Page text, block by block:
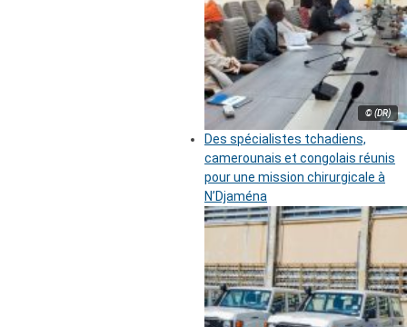
© (DR)
Des spécialistes tchadiens,
camerounais et congolais réunis
pour une mission chirurgicale à
N’Djaména